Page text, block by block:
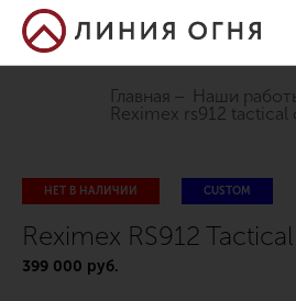
Главная
Наши
reximex rs912 tactical
НЕТ В НАЛИЧИИ CUSTOM
Reximex RS912
399 000 руб.